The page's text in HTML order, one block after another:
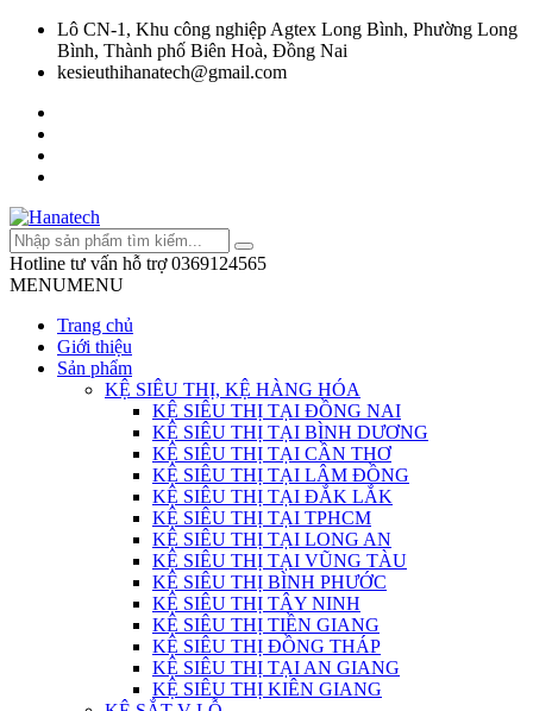
Lô CN-1, Khu công nghiệp Agtex Long Bình, Phường Long
Bình, Thành phố Biên Hoà, Đồng Nai
kesieuthihanatech@gmail.com
Hotline tư vấn hỗ trợ 0369124565
MENUMENU
Trang chủ
Giới thiệu
Sản phẩm
KỆ SIÊU THỊ, KỆ HÀNG HÓA
KỆ SIÊU THỊ TẠI ĐỒNG NAI
KỆ SIÊU THỊ TẠI BÌNH DƯƠNG
KỆ SIÊU THỊ TẠI CẦN THƠ
KỆ SIÊU THỊ TẠI LÂM ĐỒNG
KỆ SIÊU THỊ TẠI ĐẮK LẮK
KỆ SIÊU THỊ TẠI TPHCM
KỆ SIÊU THỊ TẠI LONG AN
KỆ SIÊU THỊ TẠI VŨNG TÀU
KỆ SIÊU THỊ BÌNH PHƯỚC
KỆ SIÊU THỊ TÂY NINH
KỆ SIÊU THỊ TIỀN GIANG
KỆ SIÊU THỊ ĐỒNG THÁP
KỆ SIÊU THỊ TẠI AN GIANG
KỆ SIÊU THỊ KIÊN GIANG